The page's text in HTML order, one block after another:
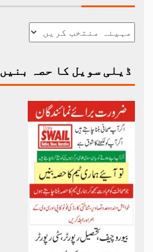
ڈیلی سویل کا حصہ بنیں